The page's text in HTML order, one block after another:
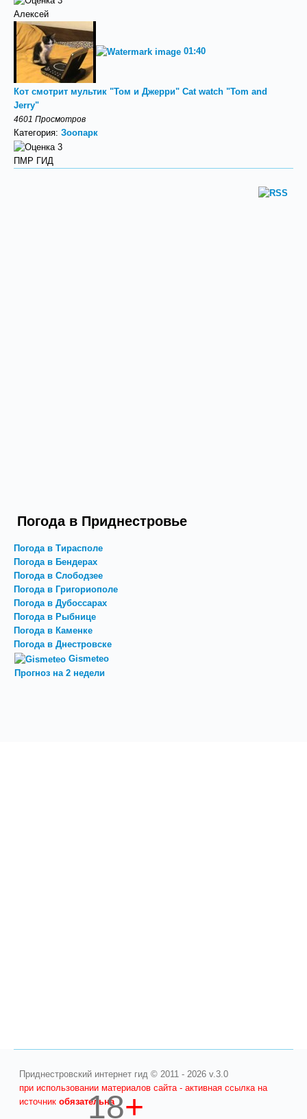
Алексей
01:40
Кот смотрит мультик "Том и Джерри" Cat watch "Tom and
Jerry"
4601 Просмотров
Категория: Зоопарк
ПМР ГИД
Погода в Приднестровье
Погода в Тирасполе
Погода в Бендерах
Погода в Слободзее
Погода в Григориополе
Погода в Дубоссарах
Погода в Рыбнице
Погода в Каменке
Погода в Днестровске
Gismeteo
Прогноз на 2 недели
Приднестровский интернет гид © 2011 - 2026 v.3.0
при использовании материалов сайта - активная ссылка на
источникобязательна
18+